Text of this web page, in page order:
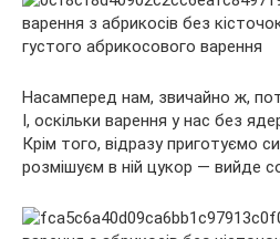
Насамперед нам, звичайно ж,
І, оскільки варення у нас без
Крім того, відразу приготуємо
розмішуєм в ній цукор — вийде